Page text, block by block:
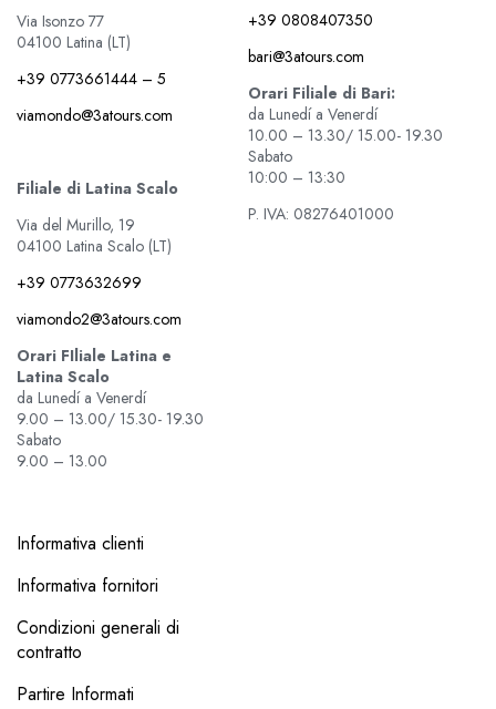
Via Isonzo 77
04100 Latina (LT)
+39 0773661444 – 5
viamondo@3atours.com
Filiale di Latina Scalo
Via del Murillo, 19
04100 Latina Scalo (LT)
+39 0773632699
viamondo2@3atours.com
Orari FIliale Latina e
Latina Scalo
da Lunedí a Venerdí
9.00 – 13.00/ 15.30- 19.30
Sabato
9.00 – 13.00
+39 0808407350
bari@3atours.com
Orari Filiale di Bari:
da Lunedí a Venerdí
10.00 – 13.30/ 15.00- 19.30
Sabato
10:00 – 13:30
P. IVA: 08276401000
Informativa clienti
Informativa fornitori
Condizioni generali di
contratto
Partire Informati